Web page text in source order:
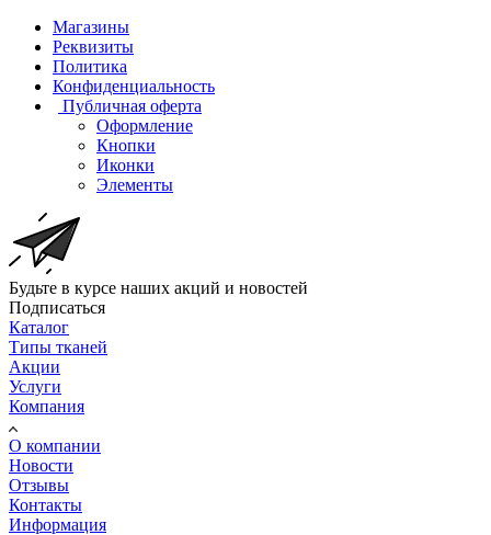
Магазины
Реквизиты
Политика
Конфиденциальность
Публичная оферта
Оформление
Кнопки
Иконки
Элементы
Будьте в курсе наших акций и новостей
Подписаться
Каталог
Типы тканей
Акции
Услуги
Компания
О компании
Новости
Отзывы
Контакты
Информация